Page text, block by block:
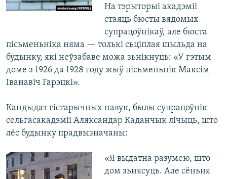
На тэрыторыі акадэміі
стаяць бюсты вядомых
супрацоўнікаў, але бюста
пісьменьніка няма — толькі сьціплая шыльда на
будынку, які неўзабаве можа зьнікнуць: «У гэтым
доме з 1926 да 1928 году жыў пісьменьнік Максім
Іванавіч Гарэцкі».
Кандыдат гістарычных навук, былы супрацоўнік
сельгасакадэміі Аляксандар Каданчык лічыць, што
лёс будынку прадвызначаны:
«Я выдатна разумею, што
дом зьнясуць. Але сёньня